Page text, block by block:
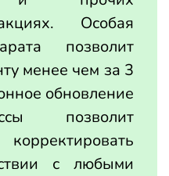
Особая
позволит
менее чем за 3
обновление
позволит
с любыми